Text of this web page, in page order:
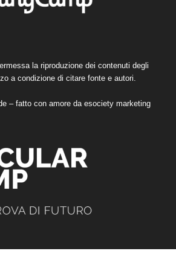
la riproduzione dei contenuti degli
a condizione di citare fonte e autori.
– fatto con amore da esociety marketing